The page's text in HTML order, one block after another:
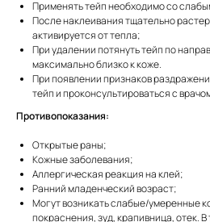
Применять тейп необходимо со
После наклеивания тщательно
активируется от тепла;
При удалении потянуть тейп по
максимально близко к коже.
При появлении признаков
тейп и проконсультироваться с
Противопоказания:
Открытые раны;
Кожные заболевания;
Аллергическая реакция на клей;
Ранний младенческий возраст;
Могут возникать слабые/умеренные
покраснения, зуд, крапивница, отек.